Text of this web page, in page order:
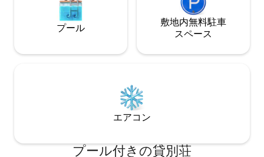
プール
敷地内無料駐⁠車
ス⁠ペ⁠ー⁠ス
エアコン
プール付きの貸別荘